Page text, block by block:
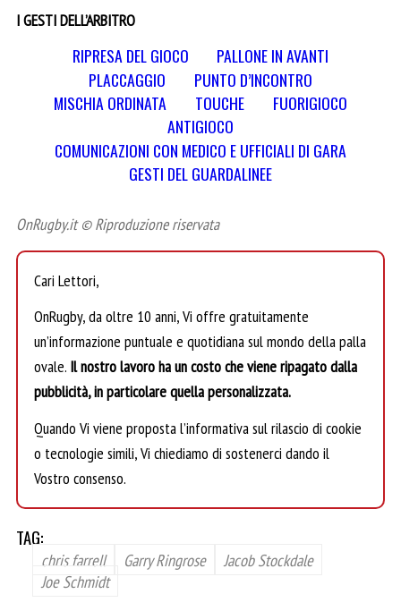
I GESTI DELL’ARBITRO
RIPRESA DEL GIOCO
PALLONE IN AVANTI
PLACCAGGIO
PUNTO D’INCONTRO
MISCHIA ORDINATA
TOUCHE
FUORIGIOCO
ANTIGIOCO
COMUNICAZIONI CON MEDICO E UFFICIALI DI GARA
GESTI DEL GUARDALINEE
OnRugby.it © Riproduzione riservata
Cari Lettori,
OnRugby, da oltre 10 anni, Vi offre gratuitamente
un’informazione puntuale e quotidiana sul mondo della palla
ovale. Il nostro lavoro ha un costo che viene ripagato dalla
pubblicità, in particolare quella personalizzata.
Quando Vi viene proposta l’informativa sul rilascio di cookie
o tecnologie simili, Vi chiediamo di sostenerci dando il
Vostro consenso.
TAG:
chris farrell Garry Ringrose
Jacob Stockdale
Joe Schmidt